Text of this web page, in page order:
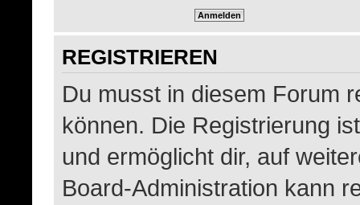
REGISTRIEREN
Du musst in diesem Forum
können. Die Registrierung
und ermöglicht dir, auf
Board-Administration kann